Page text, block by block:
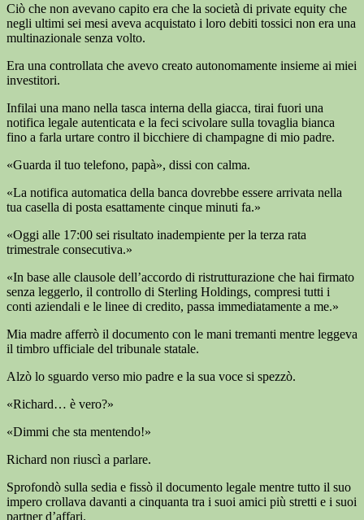
Ciò che non avevano capito era che la società di private equity che
negli ultimi sei mesi aveva acquistato i loro debiti tossici non era una
multinazionale senza volto.
Era una controllata che avevo creato autonomamente insieme ai miei
investitori.
Infilai una mano nella tasca interna della giacca, tirai fuori una
notifica legale autenticata e la feci scivolare sulla tovaglia bianca
fino a farla urtare contro il bicchiere di champagne di mio padre.
«Guarda il tuo telefono, papà», dissi con calma.
«La notifica automatica della banca dovrebbe essere arrivata nella
tua casella di posta esattamente cinque minuti fa.»
«Oggi alle 17:00 sei risultato inadempiente per la terza rata
trimestrale consecutiva.»
«In base alle clausole dell’accordo di ristrutturazione che hai firmato
senza leggerlo, il controllo di Sterling Holdings, compresi tutti i
conti aziendali e le linee di credito, passa immediatamente a me.»
Mia madre afferrò il documento con le mani tremanti mentre leggeva
il timbro ufficiale del tribunale statale.
Alzò lo sguardo verso mio padre e la sua voce si spezzò.
«Richard… è vero?»
«Dimmi che sta mentendo!»
Richard non riuscì a parlare.
Sprofondò sulla sedia e fissò il documento legale mentre tutto il suo
impero crollava davanti a cinquanta tra i suoi amici più stretti e i suoi
partner d’affari.